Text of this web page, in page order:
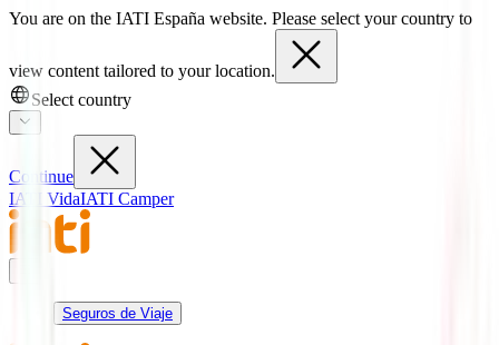
You are on the IATI España website. Please select your country to
view content tailored to your location.
Select country
Continue
IATI VidaIATI Camper
Seguros de Viaje